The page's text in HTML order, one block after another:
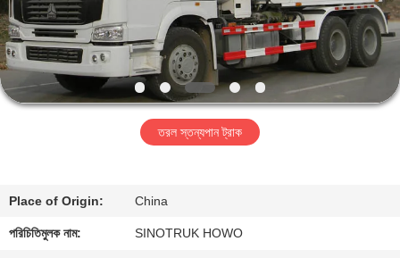
আমাদের
সম্বন্ধে
কারখানা
গুণমান
নিয়ন্ত্রণ
তরল স্তন্যপান ট্রাক
Place of Origin: China
পরিচিতিমুলক নাম: SINOTRUK HOWO